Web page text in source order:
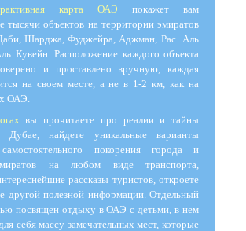
карта ОАЭ покажет вам
тысячи объектов на территории эмиратов
Шарджа, Фуджейра, Аджман, Рас Аль
Кувейн. Расположение каждого объекта
и проставлено вручную, каждая
на своем месте, а не в 1-2 км, как на
ОАЭ.
вы прочитаете про реалии и тайны
найдете уникальные варианты
покорения города и
на любом виде транспорта,
рассказы туристов, откроете
другой полезной информации. Отдельный
посвящен отдыху в ОАЭ с детьми, в нем
себя массу замечательных мест, которые